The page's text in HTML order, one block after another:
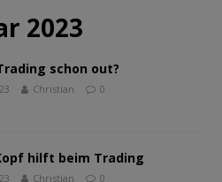
2023
schon out?
Christian 0
hilft beim Trading
Christian 0